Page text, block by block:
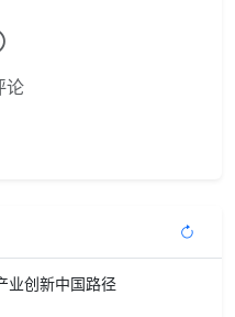
论
业创新中国路径